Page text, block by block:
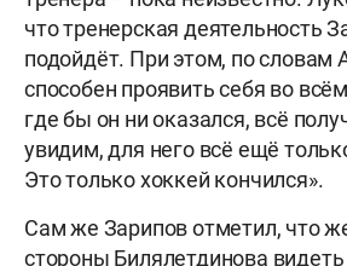
что тренерская деятельность
подойдёт. При этом, по словам
способен проявить себя во
где бы он ни оказался, всё
увидим, для него всё ещё
Это только хоккей кончился».
Сам же Зарипов отметил, что
стороны Билялетдинова